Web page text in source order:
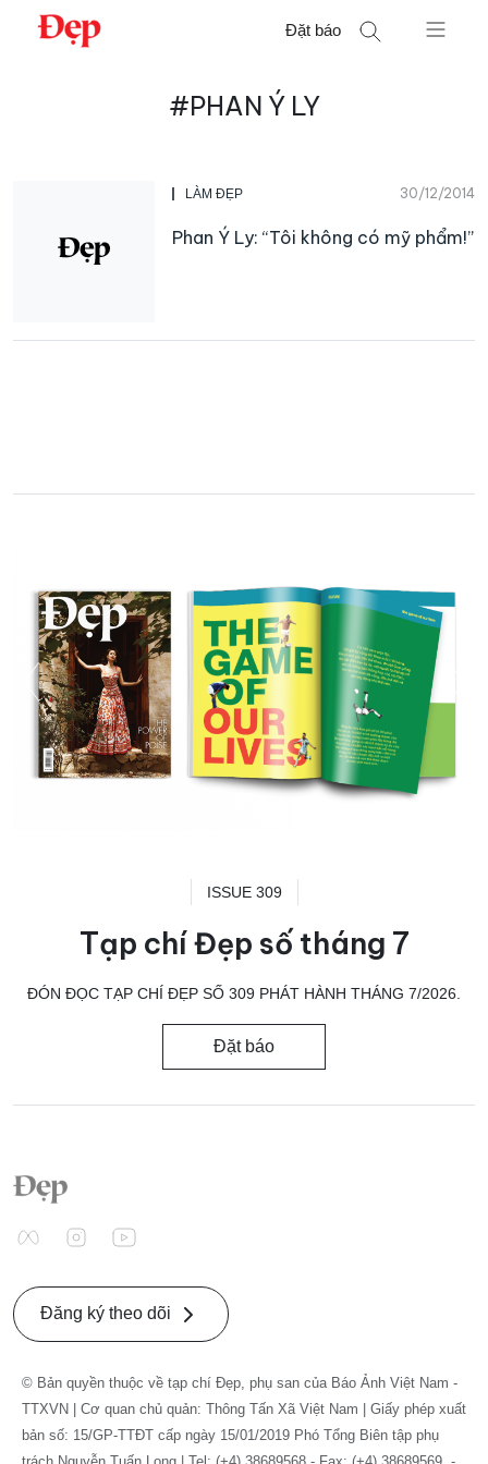
Chuyển
Đặt báo
#PHAN Ý LY
LÀM ĐẸP 30/12/2014
Phan Ý Ly: “Tôi không có mỹ phẩm!”
ISSUE 309
Tạp chí Đẹp số tháng 7
ĐÓN ĐỌC TẠP CHÍ ĐẸP SỐ 309 PHÁT HÀNH THÁNG 7/2026.
Đặt báo
Đăng ký theo dõi
© Bản quyền thuộc về tạp chí Đẹp, phụ san của Báo Ảnh Việt Nam -
TTXVN | Cơ quan chủ quản: Thông Tấn Xã Việt Nam | Giấy phép xuất
bản số: 15/GP-TTĐT cấp ngày 15/01/2019 Phó Tổng Biên tập phụ